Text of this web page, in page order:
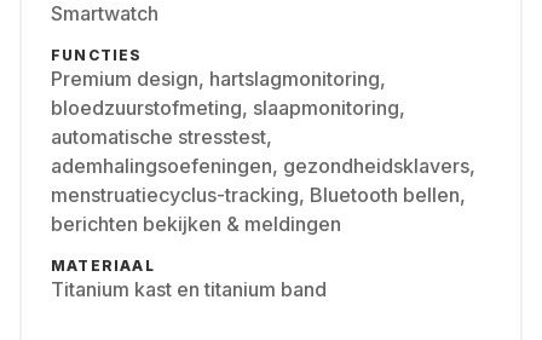
Smartwatch
FUNCTIES
Premium design, hartslagmonitoring,
bloedzuurstofmeting, slaapmonitoring,
automatische stresstest,
ademhalingsoefeningen, gezondheidsklavers,
menstruatiecyclus-tracking, Bluetooth bellen,
berichten bekijken & meldingen
MATERIAAL
Titanium kast en titanium band